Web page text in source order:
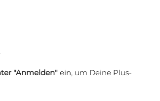
"Anmelden" ein, um Deine Plus-